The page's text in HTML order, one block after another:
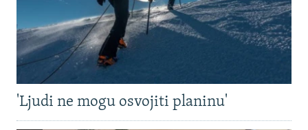
'Ljudi ne mogu osvojiti planinu'